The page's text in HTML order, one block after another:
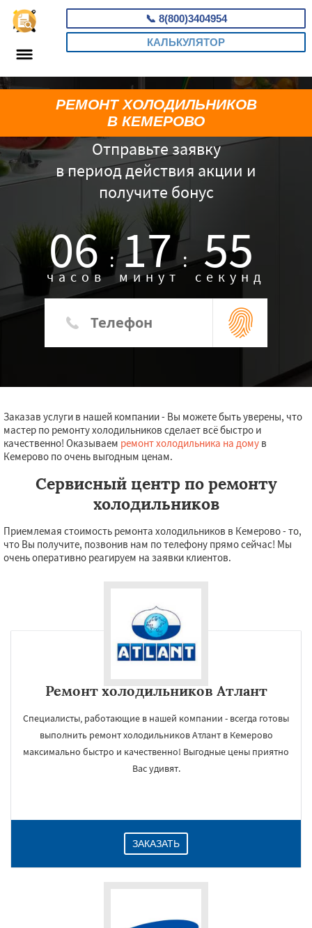
📞 8(800)3404954
КАЛЬКУЛЯТОР
Отправьте заявку
в период действия акции и
получите бонус
06 :
часов 17 :
минут 54
секунд
РЕМОНТ ХОЛОДИЛЬНИКОВ
В КЕМЕРОВО
Заказав услуги в нашей компании - Вы можете быть уверены, что
мастер по ремонту холодильников сделает всё быстро и
качественно! Оказываем ремонт холодильника на дому в
Кемерово по очень выгодным ценам.
Сервисный центр по ремонту
холодильников
Приемлемая стоимость ремонта холодильников в Кемерово - то,
что Вы получите, позвонив нам по телефону прямо сейчас! Мы
очень оперативно реагируем на заявки клиентов.
Ремонт холодильников Атлант
Специалисты, работающие в нашей компании - всегда готовы
выполнить ремонт холодильников Атлант в Кемерово
максимально быстро и качественно! Выгодные цены приятно
Вас удивят.
ЗАКАЗАТЬ